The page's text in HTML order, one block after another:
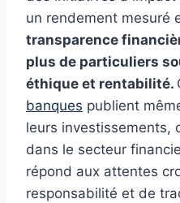
un rendement mesuré
transparence
plus de particuliers
éthique et rentabilité.
banques publient
leurs investissements,
dans le secteur
répond aux attentes
responsabilité et de